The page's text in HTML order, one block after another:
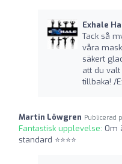
Exhale
Tack så
våra
säkert
att du
tillbaka! /
Martin Löwgren Publicerad
Fantastisk upplevelse: Om
standard ⭐️⭐️⭐️⭐️